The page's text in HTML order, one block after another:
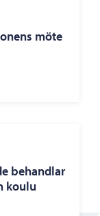
möte
behandlar
koulu